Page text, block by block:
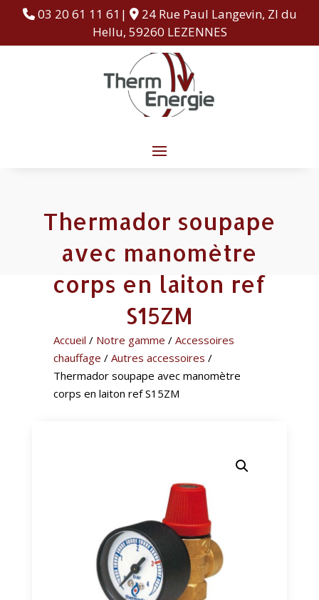
03 20 61 11 61|
24 Rue Paul Langevin, ZI du
Hellu, 59260 LEZENNES
Thermador soupape
avec manomètre
corps en laiton ref
S15ZM
Accueil / Notre gamme / Accessoires
chauffage / Autres accessoires /
Thermador soupape avec manomètre
corps en laiton ref S15ZM